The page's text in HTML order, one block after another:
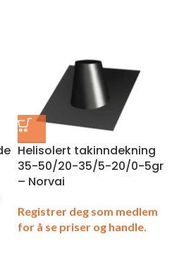
Helisolert takinndekning
35-50/20-35/5-20/0-5gr
– Norvai
Registrer deg som medlem
for å se priser og handle.